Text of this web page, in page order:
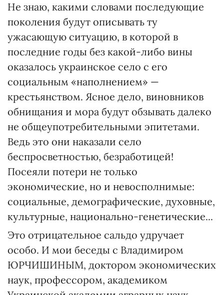
Не знаю, какими словами последующие
поколения будут описывать ту
ужасающую ситуацию, в которой в
последние годы без какой-либо вины
оказалось украинское село с его
социальным «наполнением» —
крестьянством. Ясное дело, виновников
обнищания и мора будут обзывать далеко
не общеупотребительными эпитетами.
Ведь это они наказали село
беспросветностью, безработицей!
Посеяли потери не только
экономические, но и невосполнимые:
социальные, демографические, духовные,
культурные, национально-генетические...
Это отрицательное сальдо удручает
особо. И мои беседы с Владимиром
ЮРЧИШИНЫМ, доктором экономических
наук, профессором, академиком